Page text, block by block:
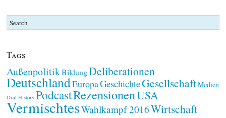
Tags
AußenpolitikBildungDeliberationen
DeutschlandEuropaGeschichteGesellschaftMedien
Oral History PodcastRezensionenUSA
VermischtesWahlkampf 2016Wirtschaft